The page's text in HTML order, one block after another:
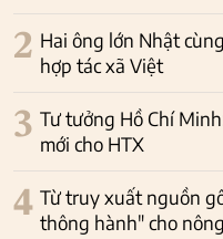
2 Hai ông lớn Nhật
hợp tác xã Việt
3 Tư tưởng Hồ Chí
mới cho HTX
4 Từ truy xuất nguồn
thông hành" cho